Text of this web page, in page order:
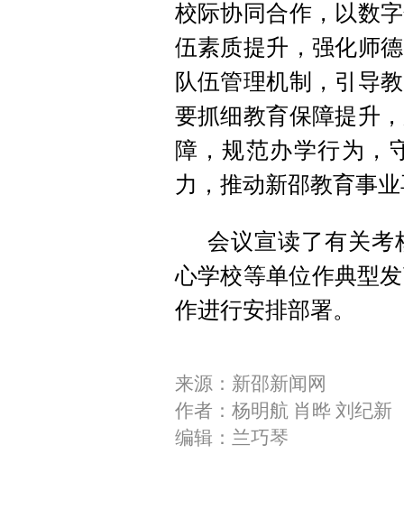
校际协同合作，以数
伍素质提升，强化师
队伍管理机制，引导
要抓细教育保障提升
障，规范办学行为，
力，推动新邵教育事
会议宣读了有关考
心学校等单位作典型
作进行安排部署。
来源：新邵新闻网
作者：杨明航 肖晔 刘纪新
编辑：兰巧琴